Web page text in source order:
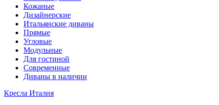
Кожаные
Дизайнерские
Итальянские диваны
Прямые
Угловые
Модульные
Для гостиной
Современные
Диваны в наличии
Кресла Италия